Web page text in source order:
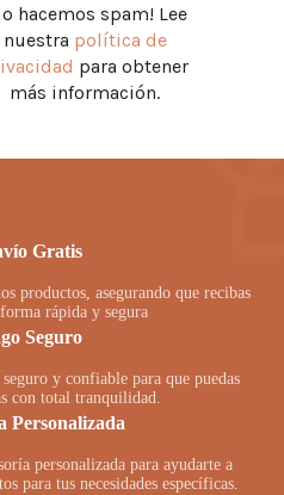
hacemos spam! Lee
nuestra política de
para obtener
más información.
Gratis
productos, asegurando que recibas
rápida y segura
Seguro
y confiable para que puedas
con total tranquilidad.
Personalizada
personalizada para ayudarte a
para tus necesidades específicas.